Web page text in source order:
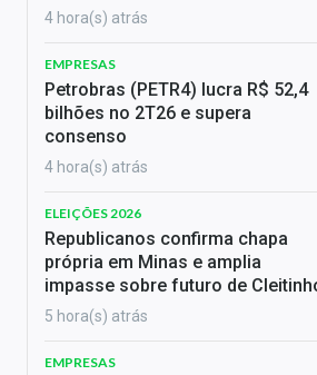
4 hora(s) atrás
EMPRESAS
Petrobras (PETR4) lucra R$ 52,4
bilhões no 2T26 e supera
consenso
4 hora(s) atrás
ELEIÇÕES 2026
Republicanos confirma chapa
própria em Minas e amplia
impasse sobre futuro de
5 hora(s) atrás
EMPRESAS